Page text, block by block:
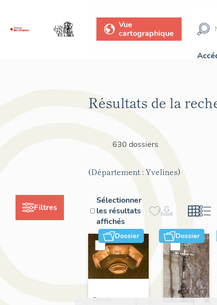
Vue
cartographique
Filtres
Résultats de la
630 dossiers
(Département : Yvelines)
Sélectionner
les résultats
affichés
Dossier
Dossier
Dossier